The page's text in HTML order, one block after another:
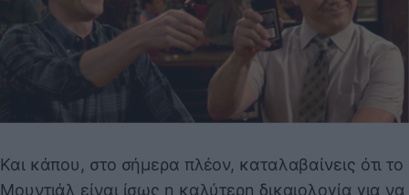
Και κάπου, στο σήμερα πλέον, καταλαβαίνεις ότι το
Μουντιάλ είναι ίσως η καλύτερη δικαιολογία για να